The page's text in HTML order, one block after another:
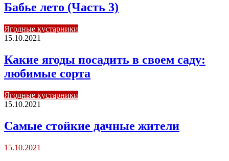
Бабье лето (Часть 3)
Ягодные кустарники
15.10.2021
Какие ягоды посадить в своем саду:
любимые сорта
Ягодные кустарники
15.10.2021
Самые стойкие дачные жители
15.10.2021